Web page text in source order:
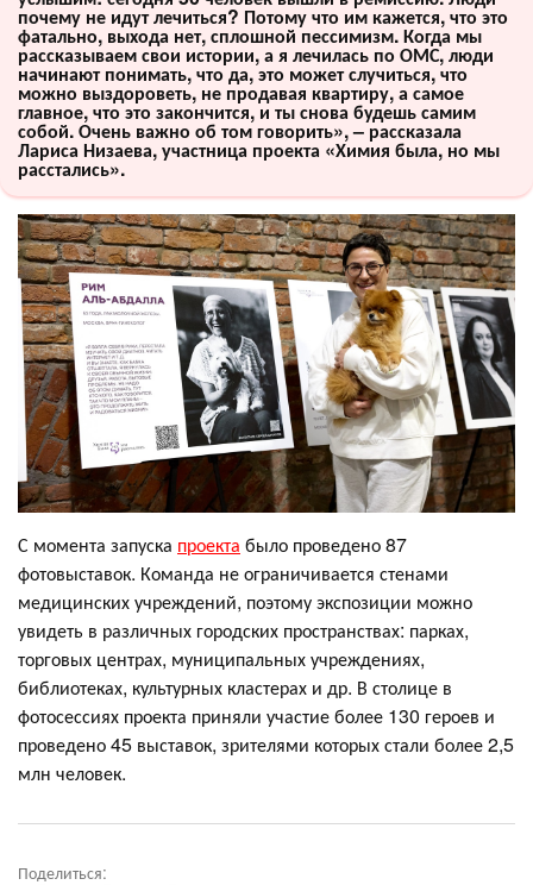
почему не идут лечиться? Потому что им кажется, что это
фатально, выхода нет, сплошной пессимизм. Когда мы
рассказываем свои истории, а я лечилась по ОМС, люди
начинают понимать, что да, это может случиться, что
можно выздороветь, не продавая квартиру, а самое
главное, что это закончится, и ты снова будешь самим
собой. Очень важно об том говорить», – рассказала
Лариса Низаева, участница проекта «Химия была, но мы
расстались».
С момента запуска проекта было проведено 87
фотовыставок. Команда не ограничивается стенами
медицинских учреждений, поэтому экспозиции можно
увидеть в различных городских пространствах: парках,
торговых центрах, муниципальных учреждениях,
библиотеках, культурных кластерах и др. В столице в
фотосессиях проекта приняли участие более 130 героев и
проведено 45 выставок, зрителями которых стали более 2,5
млн человек.
Поделиться: